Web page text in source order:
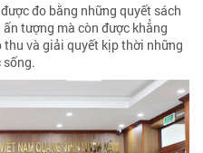
đo bằng những quyết sách
tượng mà còn được khẳng
và giải quyết kịp thời những
sống.